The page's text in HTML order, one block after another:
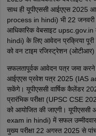
साथ ही यूपीएससी आईएएस 2025
process in hindi) भी 22 जनवरी
आधिकारिक वेबसाइट
hindi) के लिए आवेदन प्रक्रिया
को वन टाइम रजिस्ट्रेशन (ओटीआर)
सफलतापूर्वक आवेदन पत्र जमा करने
आईएएस प्रवेश पत्र 2025 (IAS
सकेंगे। यूपीएससी वार्षिक कैलेंडर
प्रारंभिक परीक्षा (UPSC CSE
को आयोजित की जाएगी। यूपीएससी
exam in hindi) में सफल उम्मीदवार
मुख्य परीक्षा 22 अगस्त 2025 से